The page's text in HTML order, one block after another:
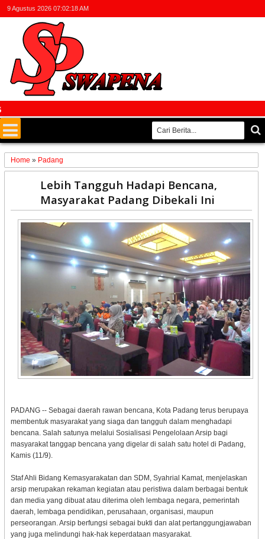
9 Agustus 2026 07:02:18 AM
Home » Padang
Lebih Tangguh Hadapi Bencana,
Masyarakat Padang Dibekali Ini
PADANG -- Sebagai daerah rawan bencana, Kota Padang terus berupaya
membentuk masyarakat yang siaga dan tangguh dalam menghadapi
bencana. Salah satunya melalui Sosialisasi Pengelolaan Arsip bagi
masyarakat tanggap bencana yang digelar di salah satu hotel di Padang,
Kamis (11/9).
Staf Ahli Bidang Kemasyarakatan dan SDM, Syahrial Kamat, menjelaskan
arsip merupakan rekaman kegiatan atau peristiwa dalam berbagai bentuk
dan media yang dibuat atau diterima oleh lembaga negara, pemerintah
daerah, lembaga pendidikan, perusahaan, organisasi, maupun
perseorangan. Arsip berfungsi sebagai bukti dan alat pertanggungjawaban
yang juga melindungi hak-hak keperdataan masyarakat.